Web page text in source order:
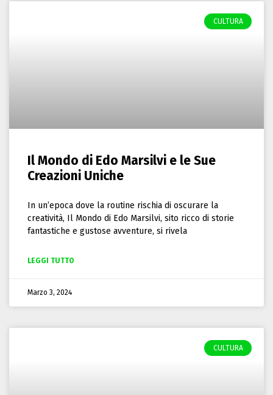
CULTURA
Il Mondo di Edo Marsilvi e le Sue
Creazioni Uniche
In un’epoca dove la routine rischia di oscurare la
creatività, Il Mondo di Edo Marsilvi, sito ricco di storie
fantastiche e gustose avventure, si rivela
LEGGI TUTTO
Marzo 3, 2024
CULTURA